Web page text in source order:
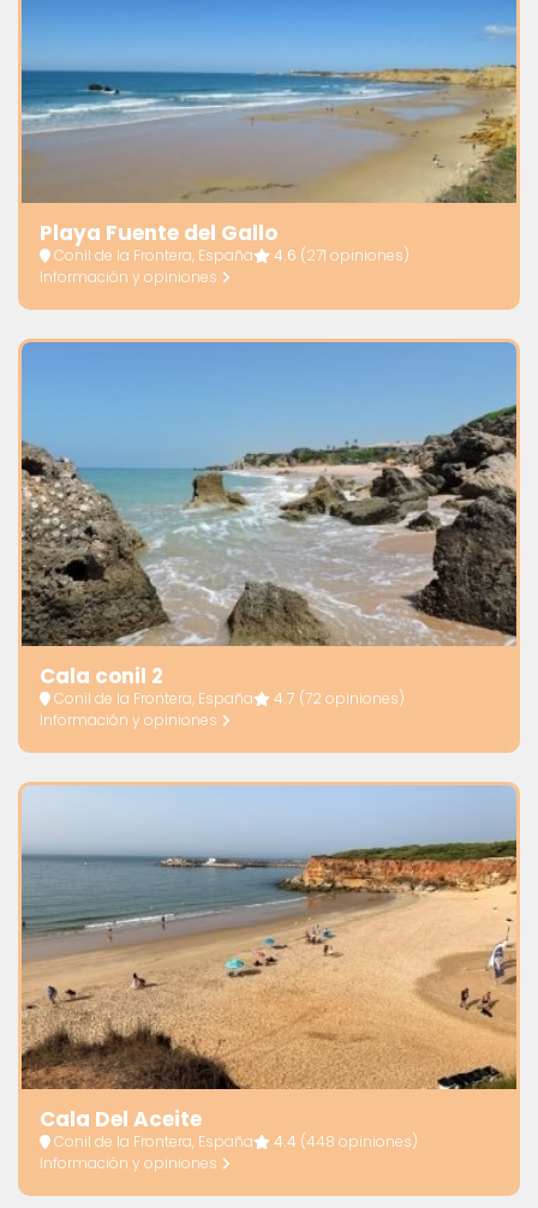
Playa Fuente del Gallo
Conil de la Frontera, España 4.6 (271 opiniones)
Información y opiniones
Cala conil 2
Conil de la Frontera, España 4.7 (72 opiniones)
Información y opiniones
Cala Del Aceite
Conil de la Frontera, España 4.4 (448 opiniones)
Información y opiniones